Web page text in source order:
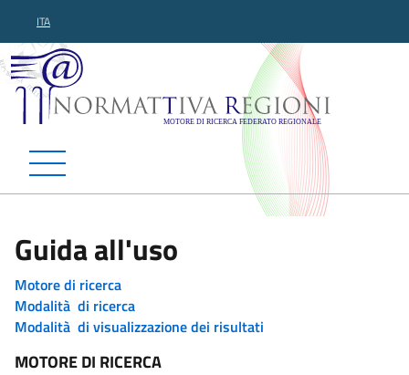
ITA
Normattiva Regioni -
Guida all'uso
Motore di ricerca
Modalità di ricerca
Modalità di visualizzazione dei risultati
MOTORE DI RICERCA